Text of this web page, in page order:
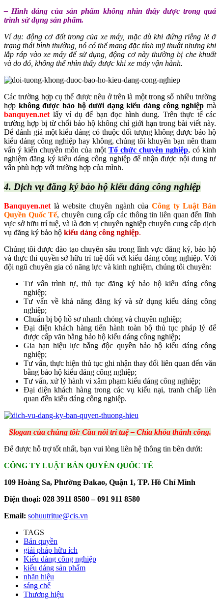
– Hình dáng của sản phẩm không nhìn thấy được trong quá
trình sử dụng sản phẩm.
Ví dụ: động cơ đốt trong của xe máy, mặc dù khi đứng riêng lẻ ở
trạng thái bình thường, nó có thể mang đặc tính mỹ thuật nhưng khi
lắp ráp vào xe máy để sử dụng, động cơ này thường bị che khuất
và do đó, không thể nhìn thấy được khi xe máy vận hành.
Các trường hợp cụ thể được nêu ở trên là một trong số nhiều trường
hợp không được bảo hộ dưới dạng kiểu dáng công nghiệpmà
banquyen.net lấy ví dụ để bạn đọc hình dung. Trên thực tế các
trường hợp bị từ chối bảo hộ không chỉ giới hạn trong bài viết này.
Để đánh giá một kiểu dáng có thuộc đối tượng không được bảo hộ
kiểu dáng công nghiệp hay không, chúng tôi khuyên bạn nên tham
vấn ý kiến chuyên môn của một Tổ chức chuyên nghiệp, có kinh
nghiệm đăng ký kiểu dáng công nghiệp để nhận được nội dung tư
vấn phù hợp với trường hợp của mình.
4. Dịch vụ đăng ký bảo hộ kiểu dáng công nghiệp
Banquyen.net là website chuyên ngành củaCông ty Luật Bản
Quyền Quốc Tế, chuyên cung cấp các thông tin liên quan đến lĩnh
vực sở hữu trí tuệ, và là đơn vị chuyên nghiệp chuyên cung cấp dịch
vụ đăng ký bảo hộ kiểu dáng công nghiệp.
Chúng tôi được đào tạo chuyên sâu trong lĩnh vực đăng ký, bảo hộ
và thực thi quyền sở hữu trí tuệ đối với kiểu dáng công nghiệp. Với
đội ngũ chuyên gia có năng lực và kinh nghiệm, chúng tôi chuyên:
Tư vấn trình tự, thủ tục đăng ký bảo hộ kiểu dáng công
nghiệp;
Tư vấn về khả năng đăng ký và sử dụng kiểu dáng công
nghiệp;
Chuẩn bị bộ hồ sơ nhanh chóng và chuyên nghiệp;
Đại diện khách hàng tiến hành toàn bộ thủ tục pháp lý để
được cấp văn bằng bảo hộ kiểu dáng công nghiệp;
Gia hạn hiệu lực bằng độc quyền bảo hộ kiểu dáng công
nghiệp;
Tư vấn, thực hiện thủ tục ghi nhận thay đổi liên quan đến văn
bằng bảo hộ kiểu dáng công nghiệp;
Tư vấn, xử lý hành vi xâm phạm kiểu dáng công nghiệp;
Đại diện khách hàng trong các vụ kiếu nại, tranh chấp liên
quan đến kiểu dáng công nghiệp.
Slogan của chúng tôi: Cầu nối trí tuệ – Chìa khóa thành công.
Để được hỗ trợ tốt nhất, bạn vui lòng liên hệ thông tin bên dưới:
CÔNG TY LUẬT BẢN QUYỀN QUỐC TẾ
109 Hoàng Sa, Phường Đakao, Quận 1, TP. Hồ Chí Minh
Điện thoại: 028 3911 8580 – 091 911 8580
Email: sohuutritue@cis.vn
TAGS
Bản quyền
giải pháp hữu ích
Kiểu dáng công nghiệp
kiểu dáng sản phẩm
nhãn hiệu
sáng chế
Thương hiệu